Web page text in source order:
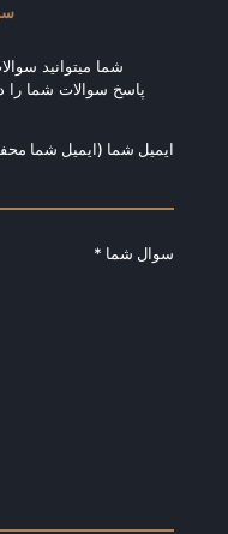
شما میتوانید
پاسخ سوالات شما را
ایمیل شما (ایمیل شما
سوال شما *